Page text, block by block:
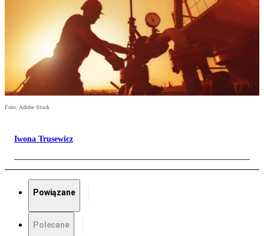
Foto: Adobe Stock
Iwona Trusewicz
Powiązane
Polecane